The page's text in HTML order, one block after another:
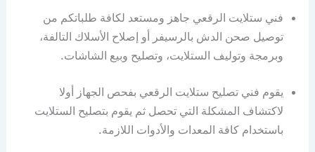
فني ستلايت الرقعي جاهز ومستعد لكافة طلباتكم من
توصيل صحن الدش بالرسيفر أو إصلاح الأسلاك التالفة،
وبرمجة وتوليف الستلايت، وتصليح وبيع الشاشات.
يقوم فني تصليح ستلايت الرقعي بفحص الجهاز أولا
لاكتشاف المشكلة التي تحصل ثم يقوم بتصليح الستلايت
باستخدام كافة المعدات والأدوات اللازمة.